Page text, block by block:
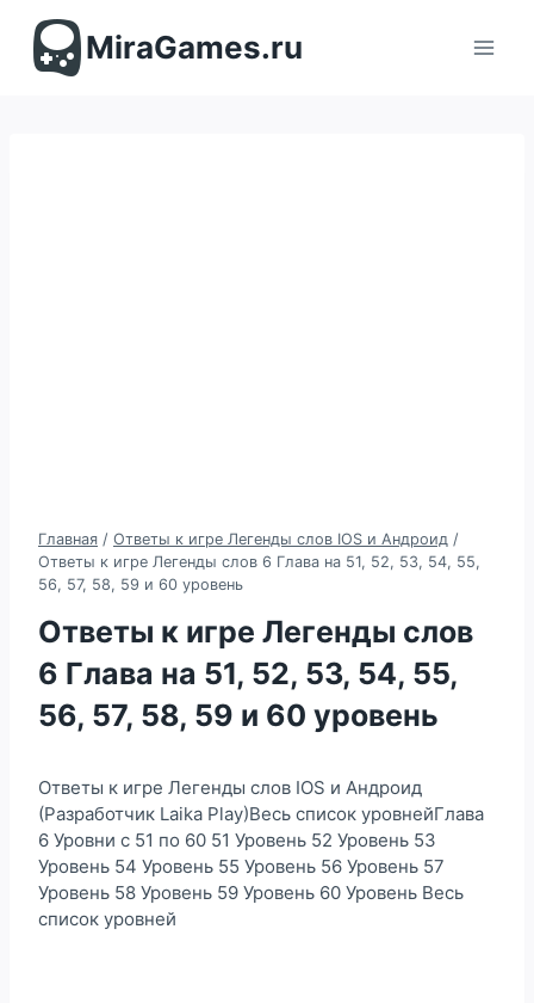
содержимомуMiraGames.ru
Главная / Ответы к игре Легенды слов IOS и Андроид /
Ответы к игре Легенды слов 6 Глава на 51, 52, 53, 54, 55,
56, 57, 58, 59 и 60 уровень
Ответы к игре Легенды слов
6 Глава на 51, 52, 53, 54, 55,
56, 57, 58, 59 и 60 уровень
Ответы к игре Легенды слов IOS и Андроид
(Разработчик Laika Play)Весь список уровнейГлава
6 Уровни с 51 по 60 51 Уровень 52 Уровень 53
Уровень 54 Уровень 55 Уровень 56 Уровень 57
Уровень 58 Уровень 59 Уровень 60 Уровень Весь
список уровней